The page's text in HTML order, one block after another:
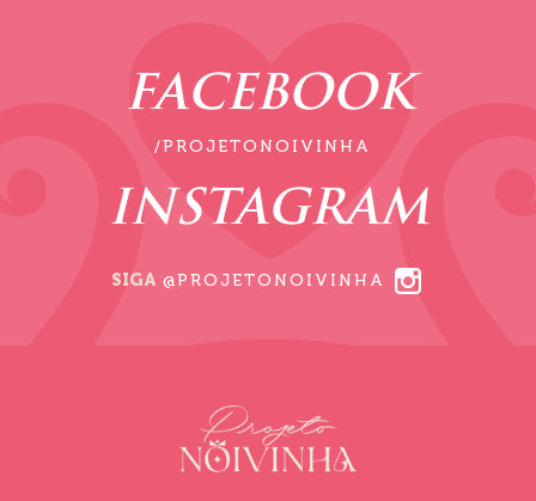
FACEBOOK
/PROJETONOIVINHA
INSTAGRAM
SIGA @PROJETONOIVINHA